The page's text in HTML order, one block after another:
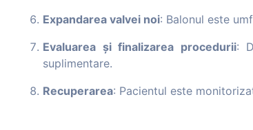
Expandarea valvei noi: Balonul este
Evaluarea și finalizarea procedurii:
suplimentare.
Recuperarea: Pacientul este